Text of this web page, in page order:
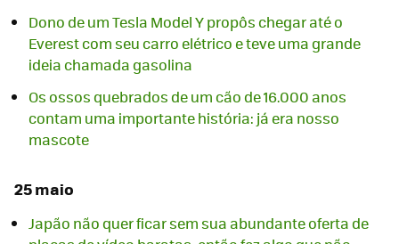
Dono de um Tesla Model Y propôs chegar até o
Everest com seu carro elétrico e teve uma grande
ideia chamada gasolina
Os ossos quebrados de um cão de 16.000 anos
contam uma importante história: já era nosso
mascote
25 maio
Japão não quer ficar sem sua abundante oferta de